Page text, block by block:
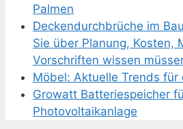
Palmen
Deckendurchbrüche im
Sie über Planung, Kosten,
Vorschriften wissen
Möbel: Aktuelle Trends für
Growatt Batteriespeicher
Photovoltaikanlage